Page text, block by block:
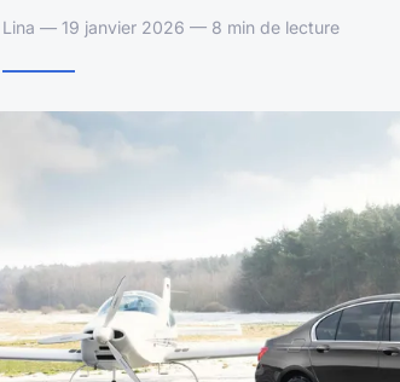
Lina — 19 janvier 2026 — 8 min de lecture